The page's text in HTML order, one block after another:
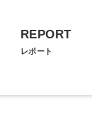
REPORT
レポート